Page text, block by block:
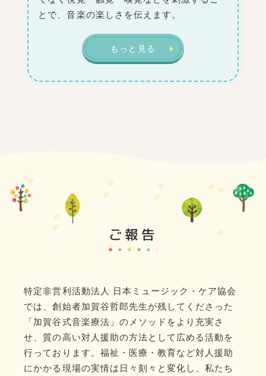
とで、音楽の楽しさを伝えます。
もっと見る
ご報告
特定非営利活動法人 日本ミュージック・ケア協会
では、創始者加賀谷哲郎先生が残してくださった
「加賀谷式音楽療法」のメソッドをより充実さ
せ、質の高い対人援助の方法として広める活動を
行っております。福祉・医療・教育など対人援助
にかかる現場の実情は日々刻々と変化し、私たち